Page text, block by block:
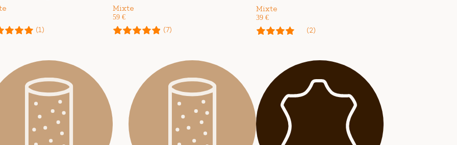
(1)
Mixte
59 €
(7)
Mixte
39 €
(2)